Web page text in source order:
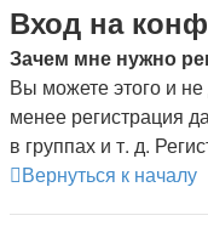
Вход на
Зачем мне нужно
Вы можете этого и
менее регистрация
в группах и т. д.
Вернуться к началу